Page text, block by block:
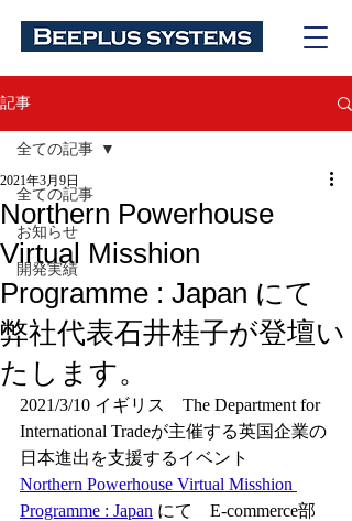
記事
全ての記事
お知らせ
開発実績
全ての記事
Northern Powerhouse
Virtual Misshion
Programme : Japan にて
弊社代表石井桂子が登壇い
たします。
2021年3月9日
2021/3/10 イギリス　The Department for
International Tradeが主催する英国企業の
日本進出を支援するイベント
Northern Powerhouse Virtual Misshion
Programme : Japan にて　E-commerce部